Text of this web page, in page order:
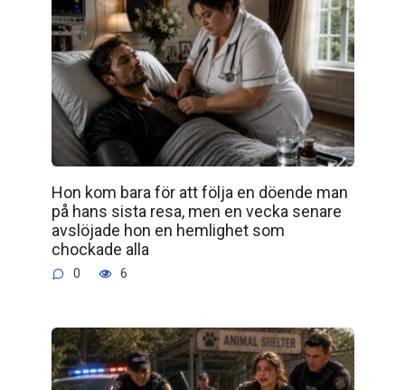
Hon kom bara för att följa en döende man
på hans sista resa, men en vecka senare
avslöjade hon en hemlighet som
chockade alla
0 6